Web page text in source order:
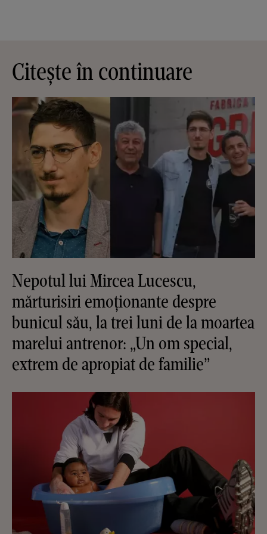
Citește în continuare
Nepotul lui Mircea Lucescu,
mărturisiri emoționante despre
bunicul său, la trei luni de la moartea
marelui antrenor: „Un om special,
extrem de apropiat de familie”